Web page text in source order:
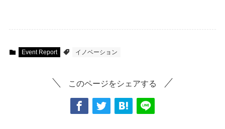
Event Report イノベーション
このページをシェアする